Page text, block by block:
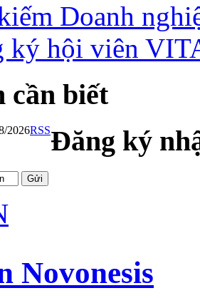
Doanh
ký hội viên
cần biết
2026RSSĐăng ký
Novonesis